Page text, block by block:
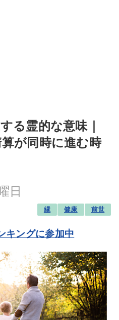
る霊的な意味｜
が同時に進む時
日
縁 健康 前世
キングに参加中